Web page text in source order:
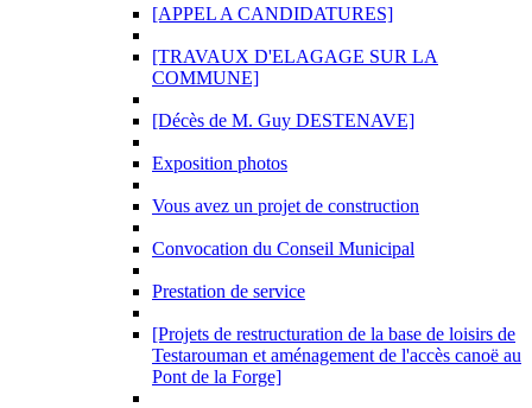
[APPEL A CANDIDATURES]
[TRAVAUX D'ELAGAGE SUR LA
COMMUNE]
[Décès de M. Guy DESTENAVE]
Exposition photos
Vous avez un projet de construction
Convocation du Conseil Municipal
Prestation de service
[Projets de restructuration de la base de loisirs de
Testarouman et aménagement de l'accès canoë au
Pont de la Forge]